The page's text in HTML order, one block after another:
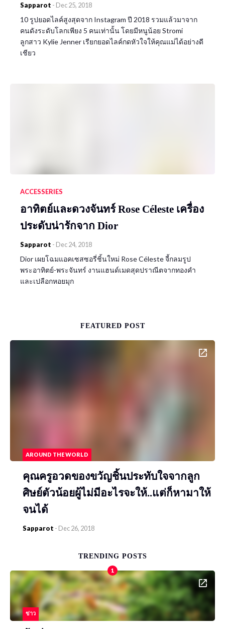
Sapparot - Dec 25, 2018
10 รูปยอดไลค์สูงสุดจาก Instagram ปี 2018 รวมแล้วมาจาก
คนดังระดับโลกเพียง 5 คนเท่านั้น โดยมีหนูน้อย Stromi
ลูกสาว Kylie Jenner เรียกยอดไลค์กดหัวใจให้คุณแม่ได้อย่างดี
เชียว
ACCESSERIES
อาทิตย์และดวงจันทร์ Rose Céleste เครื่อง
ประดับน่ารักจาก Dior
Sapparot - Dec 24, 2018
Dior เผยโฉมแอคเซสซอรี่ชิ้นใหม่ Rose Céleste จี้กลมรูป
พระอาทิตย์-พระจันทร์ งานแฮนด์เมดสุดปราณีตจากทองคำ
และเปลือกหอยมุก
FEATURED POST
AROUND THE WORLD
คุณครูอวดของขวัญชิ้นประทับใจจากลูก
ศิษย์ตัวน้อยผู้ไม่มีอะไรจะให้..แต่ก็หามาให้
จนได้
Sapparot - Dec 26, 2018
TRENDING POSTS
1
ข่าว